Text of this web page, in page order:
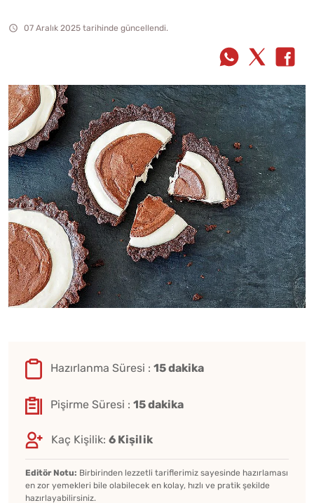
07 Aralık 2025 tarihinde güncellendi.
Hazırlanma Süresi : 15 dakika
Pişirme Süresi : 15 dakika
Kaç Kişilik: 6 Kişilik
Editör Notu: Birbirinden lezzetli tariflerimiz sayesinde hazırlaması
en zor yemekleri bile olabilecek en kolay, hızlı ve pratik şekilde
hazırlayabilirsiniz.